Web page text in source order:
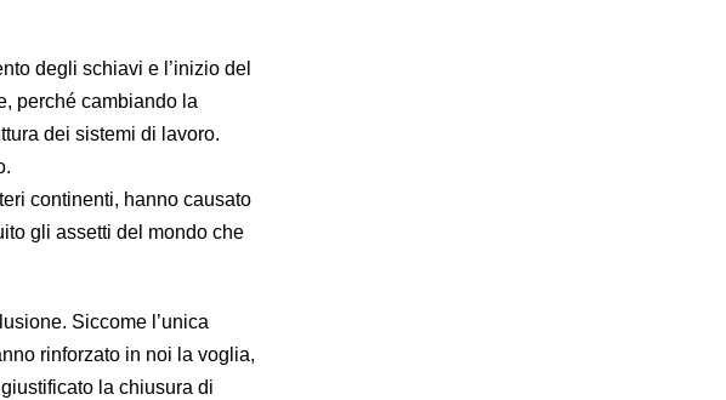
degli schiavi e l’inizio del
perché cambiando la
dei sistemi di lavoro.
continenti, hanno causato
gli assetti del mondo che
Siccome l’unica
rinforzato in noi la voglia,
la chiusura di